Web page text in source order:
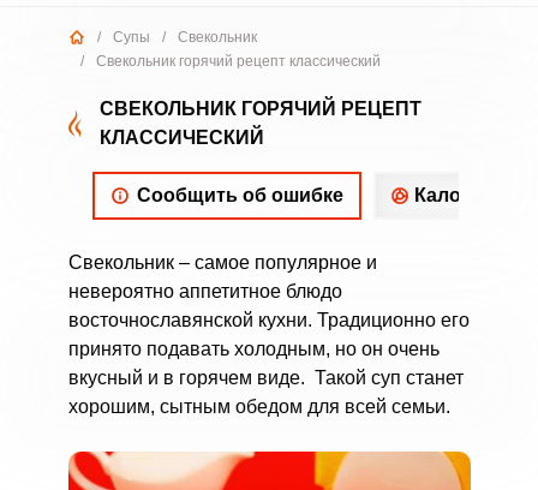
/ Супы /
Свекольник
/
Свекольник горячий рецепт классический
СВЕКОЛЬНИК ГОРЯЧИЙ РЕЦЕПТ
КЛАССИЧЕСКИЙ
Сообщить об ошибке
Свекольник – самое популярное и
невероятно аппетитное блюдо
восточнославянской кухни. Традиционно его
принято подавать холодным, но он очень
вкусный и в горячем виде. Такой суп станет
хорошим, сытным обедом для всей семьи.